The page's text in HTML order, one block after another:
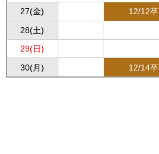
27(金)
12/12卒
28(土)
29(日)
30(月)
12/14卒